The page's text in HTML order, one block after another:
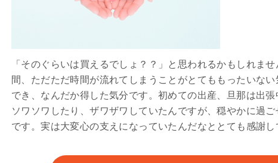
「そのぐらいは買えるでしょ？？」と思われるかもしれま
間、ただただ時間が流れてしまうことがとてももったいな
でき、なんだか得した気分です。初めての出産、旦那は出
ソワソワしたり、ザワザワしていたんですが、穏やかに過
です。実は大変心の支えになっていたんだなととても感謝し